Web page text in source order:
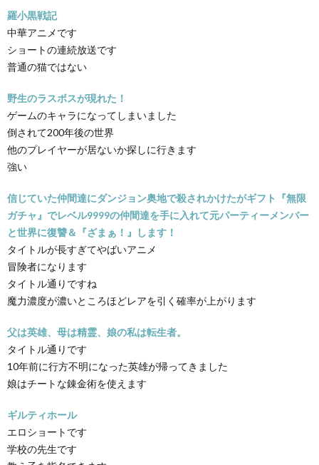
羅小黒戦記
中華アニメです
ショートの連続放送です
普通の猫ではない
野生のラスボスが現れた！
ゲームのキャラになってしまいました
倒されて200年後の世界
他のプレイヤーが居ないか探しに行きます
強い
信じていた仲間達にダンジョン奥地で殺されかけたがギフト『無限
ガチャ』でレベル9999の仲間達を手に入れて元パーティーメンバー
と世界に復讐＆『ざまぁ！』します！
タイトルが長すぎてやばいアニメ
冒険者になります
タイトル通りですね
魔力濃度が濃いところほどレアを引く確率が上がります
父は英雄、母は精霊、娘の私は転生者。
タイトル通りです
10年前に行方不明になった英雄が帰ってきました
娘はチートな錬金術を使えます
ギルティホール
エロショートです
学校の先生です